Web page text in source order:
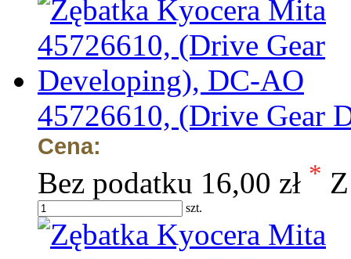
45726610, (Drive Gear
Cena:
Bez podatku 16,00 zł *
szt.